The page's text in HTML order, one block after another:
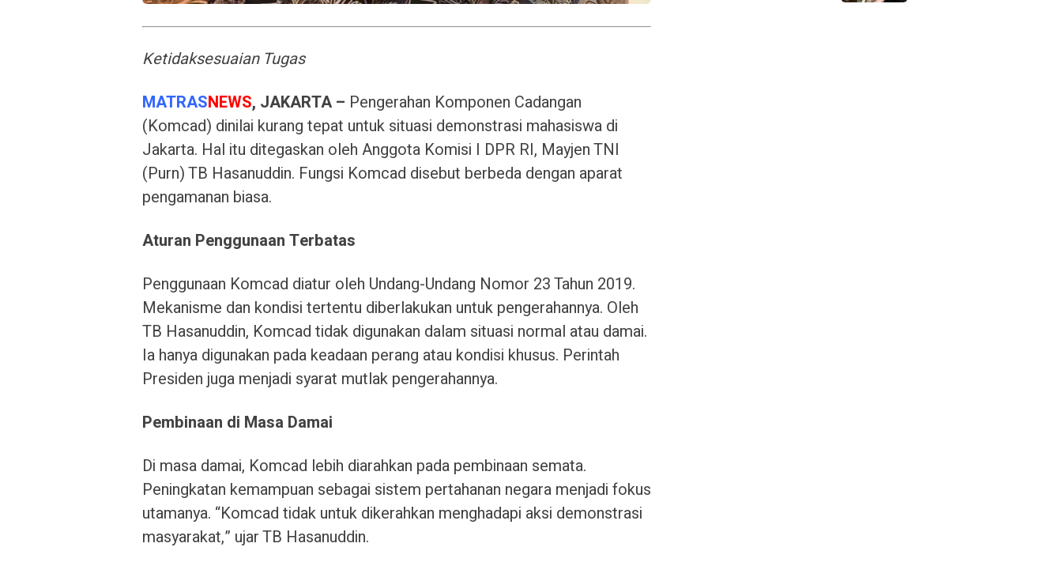
Ketidaksesuaian Tugas
MATRASNEWS, JAKARTA – Pengerahan Komponen Cadangan
(Komcad) dinilai kurang tepat untuk situasi demonstrasi mahasiswa di
Jakarta. Hal itu ditegaskan oleh Anggota Komisi I DPR RI, Mayjen TNI
(Purn) TB Hasanuddin. Fungsi Komcad disebut berbeda dengan aparat
pengamanan biasa.
Aturan Penggunaan Terbatas
Penggunaan Komcad diatur oleh Undang-Undang Nomor 23 Tahun 2019.
Mekanisme dan kondisi tertentu diberlakukan untuk pengerahannya. Oleh
TB Hasanuddin, Komcad tidak digunakan dalam situasi normal atau damai.
Ia hanya digunakan pada keadaan perang atau kondisi khusus. Perintah
Presiden juga menjadi syarat mutlak pengerahannya.
Pembinaan di Masa Damai
Di masa damai, Komcad lebih diarahkan pada pembinaan semata.
Peningkatan kemampuan sebagai sistem pertahanan negara menjadi fokus
utamanya. “Komcad tidak untuk dikerahkan menghadapi aksi demonstrasi
masyarakat,” ujar TB Hasanuddin.